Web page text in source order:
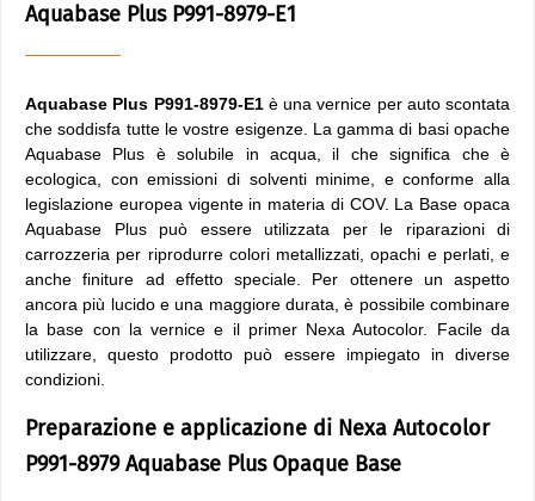
Aquabase Plus P991-8979-E1
Aquabase Plus P991-8979-E1è una vernice per auto scontata
che soddisfa tutte le vostre esigenze. La gamma di basi opache
Aquabase Plus è solubile in acqua, il che significa che è
ecologica, con emissioni di solventi minime, e conforme alla
legislazione europea vigente in materia di COV. La Base opaca
Aquabase Plus può essere utilizzata per le riparazioni di
carrozzeria per riprodurre colori metallizzati, opachi e perlati, e
anche finiture ad effetto speciale. Per ottenere un aspetto
ancora più lucido e una maggiore durata, è possibile combinare
la base con la vernice e il primer Nexa Autocolor. Facile da
utilizzare, questo prodotto può essere impiegato in diverse
condizioni.
Preparazione e applicazione di Nexa Autocolor
P991-8979 Aquabase Plus Opaque Base